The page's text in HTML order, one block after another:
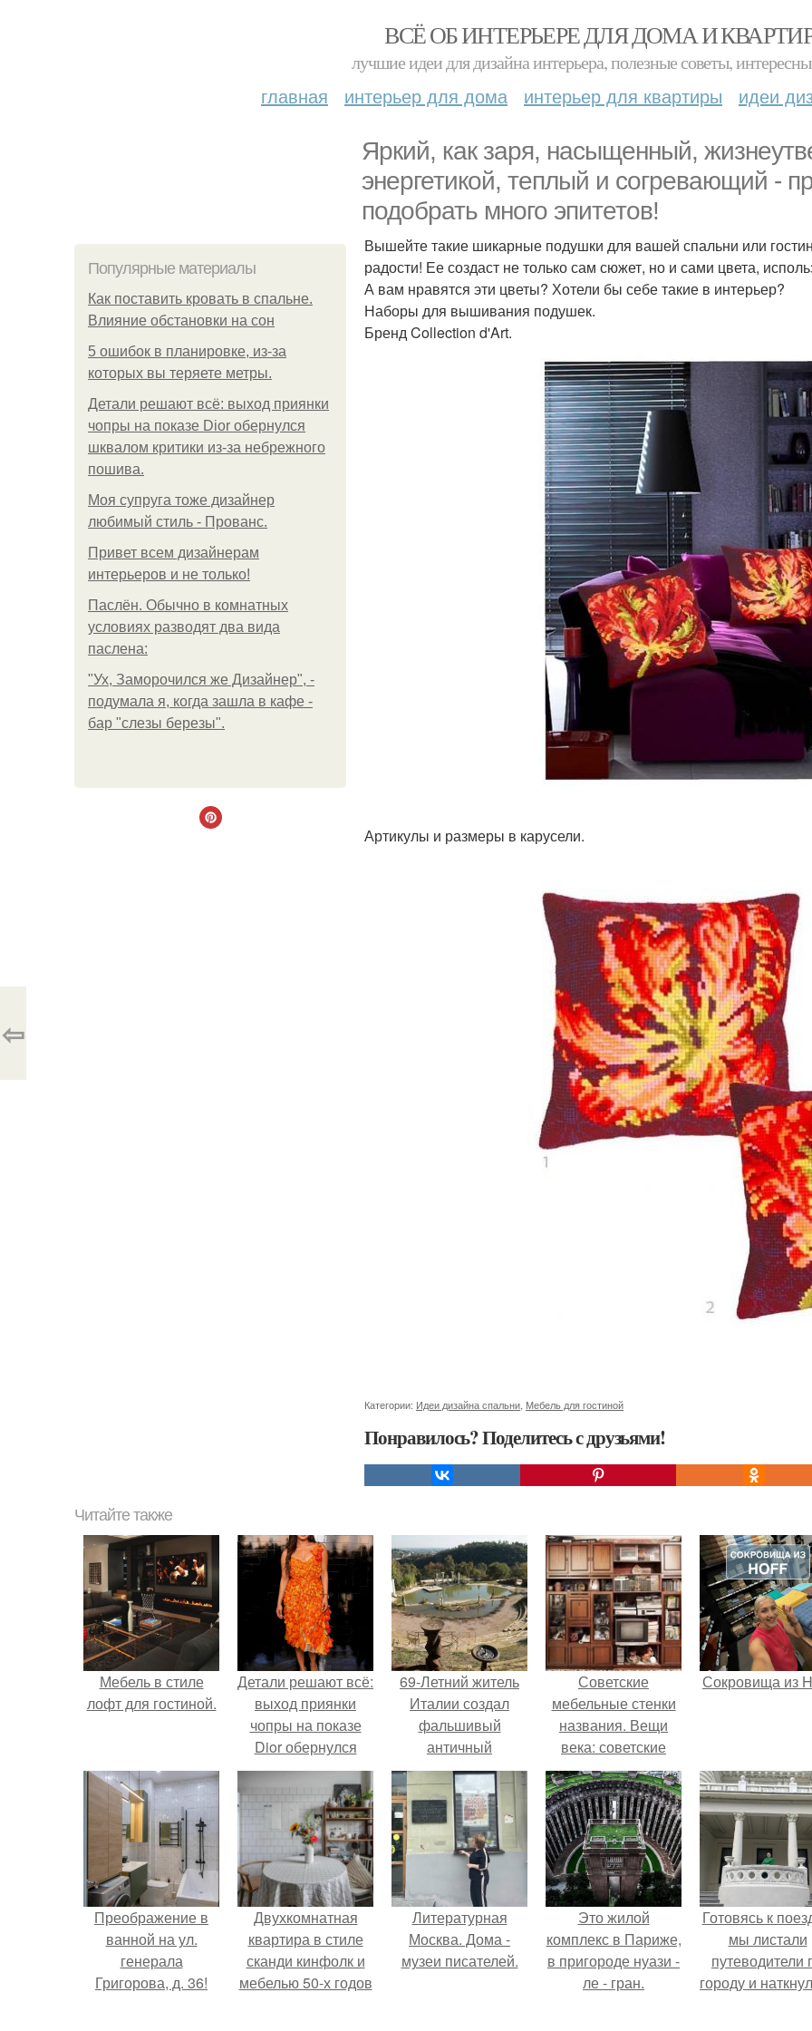
ВСЁ ОБ ИНТЕРЬЕРЕ ДЛЯ ДОМА И
лучшие идеи для дизайна интерьера, полезные советы,
главная интерьер для дома интерьер для квартиры идеи
Яркий, как заря, насыщенный,
энергетикой, теплый и согревающий -
подобрать много эпитетов!
Популярные материалы
Как поставить кровать в спальне.
Влияние обстановки на сон
5 ошибок в планировке, из-за
которых вы теряете метры.
Детали решают всё: выход приянки
чопры на показе Dior обернулся
шквалом критики из-за небрежного
пошива.
Моя супруга тоже дизайнер
любимый стиль - Прованс.
Привет всем дизайнерам
интерьеров и не только!
Паслён. Обычно в комнатных
условиях разводят два вида
паслена:
"Ух, Заморочился же Дизайнер", -
подумала я, когда зашла в кафе -
бар "слезы березы".
Вышейте такие шикарные подушки для вашей спальни или
радости! Ее создаст не только сам сюжет, но и сами цвета,
А вам нравятся эти цветы? Хотели бы себе такие в интерьер?
Наборы для вышивания подушек.
Бренд Collection d'Art.
Артикулы и размеры в карусели.
Категории: Идеи дизайна спальни Мебель для гостиной
Понравилось? Поделитесь с друзьями!
⇦
Читайте также
Мебель в стиле
лофт для гостиной.
Детали решают всё:
выход приянки
чопры на показе
Dior обернулся
шквалом критики
из-за небрежного
пошива.
69-Летний житель
Италии создал
фальшивый
античный
амфитеатр и
долгое время
успешно выдавал
его за настоящее
историческое
наследие.
Советские
мебельные стенки
названия. Вещи
века: советские
стенки 80-х.
Сокровища из
Преображение в
ванной на ул.
генерала
Григорова, д. 36!
Двухкомнатная
квартира в стиле
сканди кинфолк и
мебелью 50-х годов
Литературная
Москва. Дома -
музеи писателей.
Это жилой
комплекс в Париже,
в пригороде нуази -
ле - гран.
Готовясь к
мы листали
путеводители
городу и